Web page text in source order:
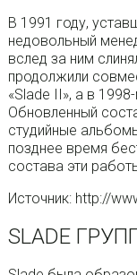
В 1991 году,
недовольный
вслед за ним
продолжили
«Slade II», а в
Обновленный
студийные
позднее время
состава эти
Источник: http://
SLADE